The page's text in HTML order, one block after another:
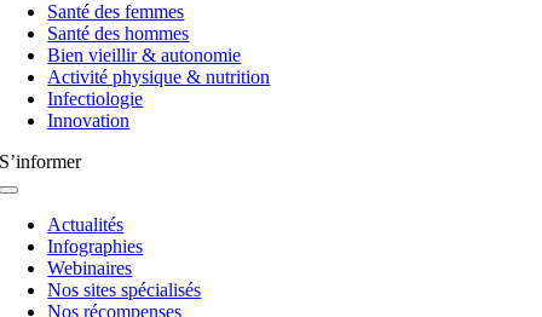
basculeSanté des femmes
Santé des hommes
Bien vieillir & autonomie
Activité physique & nutrition
Infectiologie
Innovation
S’informer
Navigation
basculeActualités
Infographies
Webinaires
Nos sites spécialisés
Nos récompenses